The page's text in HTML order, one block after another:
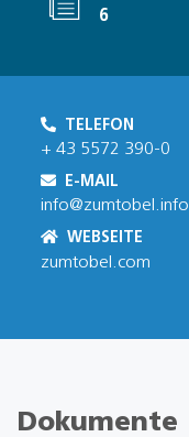
6
TELEFON
+ 43 5572 390-0
E-MAIL
info@zumtobel.info
WEBSEITE
zumtobel.com
Dokumente